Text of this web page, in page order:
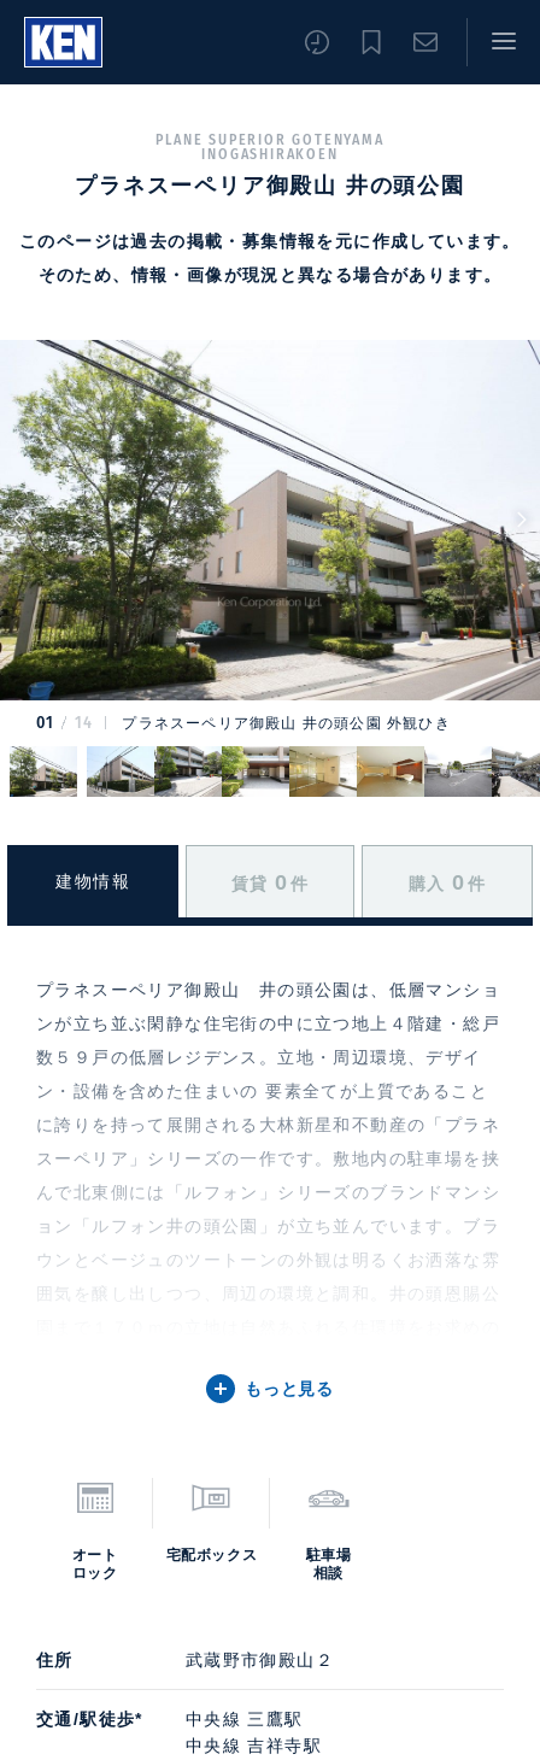
PLANE SUPERIOR GOTENYAMA
INOGASHIRAKOEN
プラネスーペリア御殿山 井の頭公園
このページは過去の掲載・募集情報を元に作成しています。
そのため、情報・画像が現況と異なる場合があります。
01 14 プラネスーペリア御殿山 井の頭公園 外観ひき
建物情報 賃貸 0 件 購入 0 件
プラネスーペリア御殿山 井の頭公園は、低層マンショ
ンが立ち並ぶ閑静な住宅街の中に立つ地上４階建・総戸
数５９戸の低層レジデンス。立地・周辺環境、デザイ
ン・設備を含めた住まいの 要素全てが上質であること
に誇りを持って展開される大林新星和不動産の「プラネ
スーペリア」シリーズの一作です。敷地内の駐車場を挟
んで北東側には「ルフォン」シリーズのブランドマンシ
ョン「ルフォン井の頭公園」が立ち並んでいます。ブラ
ウンとベージュのツートーンの外観は明るくお洒落な雰
囲気を醸し出しつつ、周辺の環境と調和。井の頭恩賜公
プラネスーペリア御殿山 井の頭公園の中古住宅購入・
当は吉祥寺支店です。プラネスーペリア御殿山 井の頭
公園の募集（貸す・売る）に際しての価格・賃料などお
気軽にご連絡いただければ幸いです。
もっと見る
オート
ロック
宅配ボックス
駐車場
相談
住所 武蔵野市御殿山２
交通/駅徒歩*
中央線 三鷹駅
中央線 吉祥寺駅